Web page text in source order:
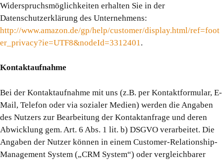
Widerspruchsmöglichkeiten erhalten Sie in der
Datenschutzerklärung des Unternehmens:
http://www.amazon.de/gp/help/customer/display.html/ref=foot
er_privacy?ie=UTF8&nodeId=3312401 .
Kontaktaufnahme
Bei der Kontaktaufnahme mit uns (z.B. per Kontaktformular, E-
Mail, Telefon oder via sozialer Medien) werden die Angaben
des Nutzers zur Bearbeitung der Kontaktanfrage und deren
Abwicklung gem. Art. 6 Abs. 1 lit. b) DSGVO verarbeitet. Die
Angaben der Nutzer können in einem Customer-Relationship-
Management System („CRM System“) oder vergleichbarer